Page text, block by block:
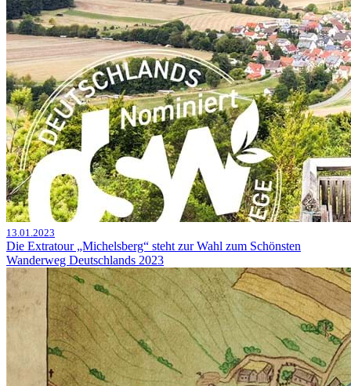
13.01.2023
Die Extratour „Michelsberg“ steht zur Wahl zum Schönsten
Wanderweg Deutschlands 2023